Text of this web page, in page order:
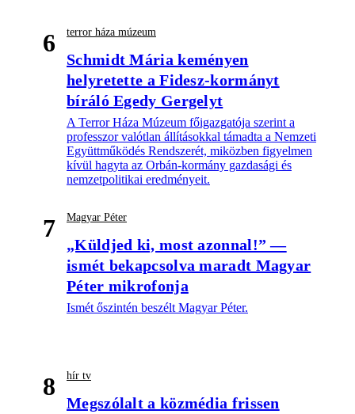
6 terror háza múzeum
Schmidt Mária keményen
helyretette a Fidesz-kormányt
bíráló Egedy Gergelyt
A Terror Háza Múzeum főigazgatója szerint a
professzor valótlan állításokkal támadta a Nemzeti
Együttműködés Rendszerét, miközben figyelmen
kívül hagyta az Orbán-kormány gazdasági és
nemzetpolitikai eredményeit.
7 Magyar Péter
„Küldjed ki, most azonnal!” —
ismét bekapcsolva maradt Magyar
Péter mikrofonja
Ismét őszintén beszélt Magyar Péter.
8 hír tv
Megszólalt a közmédia frissen